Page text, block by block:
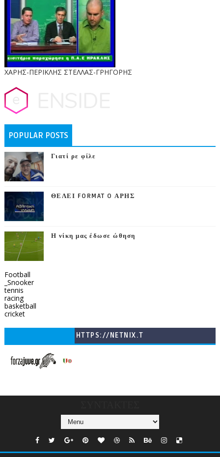
ΧΑΡΗΣ-ΠΕΡΙΚΛΗΣ ΣΤΕΛΛΑΣ-ΓΡΗΓΟΡΗΣ
POPULAR POSTS
Γιατί ρε φίλε
ΘΕΛΕΙ FORMAT O ΑΡΗΣ
Η νίκη μας έδωσε ώθηση
Football
_Snooker
tennis
racing
basketball
cricket
HTTPS://NETNIX.T